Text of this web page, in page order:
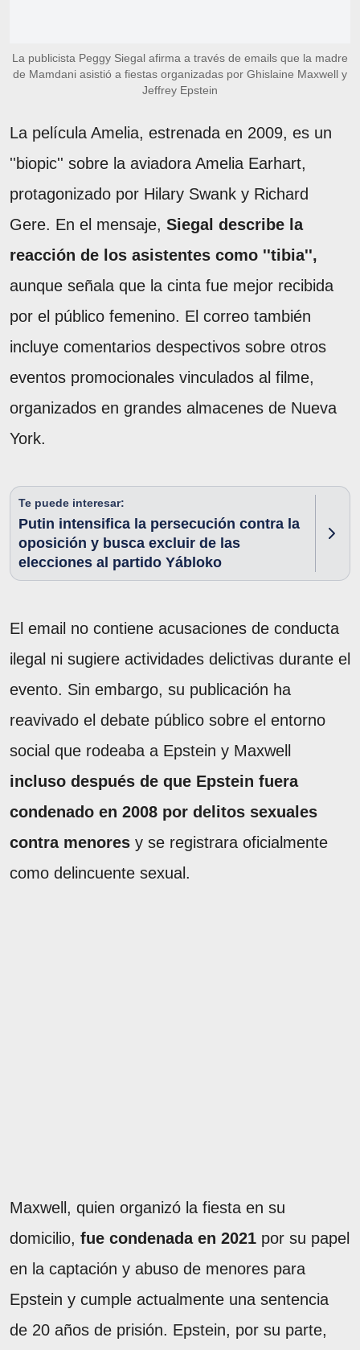
La publicista Peggy Siegal afirma a través de emails que la madre
de Mamdani asistió a fiestas organizadas por Ghislaine Maxwell y
Jeffrey Epstein
La película Amelia, estrenada en 2009, es un
''biopic'' sobre la aviadora Amelia Earhart,
protagonizado por Hilary Swank y Richard
Gere. En el mensaje, Siegal describe la
reacción de los asistentes como ''tibia'',
aunque señala que la cinta fue mejor recibida
por el público femenino. El correo también
incluye comentarios despectivos sobre otros
eventos promocionales vinculados al filme,
organizados en grandes almacenes de Nueva
York.
Te puede interesar:
Putin intensifica la persecución contra la
oposición y busca excluir de las
elecciones al partido Yábloko
El email no contiene acusaciones de conducta
ilegal ni sugiere actividades delictivas durante el
evento. Sin embargo, su publicación ha
reavivado el debate público sobre el entorno
social que rodeaba a Epstein y Maxwell
incluso después de que Epstein fuera
condenado en 2008 por delitos sexuales
contra menores y se registrara oficialmente
como delincuente sexual.
Maxwell, quien organizó la fiesta en su
domicilio, fue condenada en 2021 por su papel
en la captación y abuso de menores para
Epstein y cumple actualmente una sentencia
de 20 años de prisión. Epstein, por su parte,